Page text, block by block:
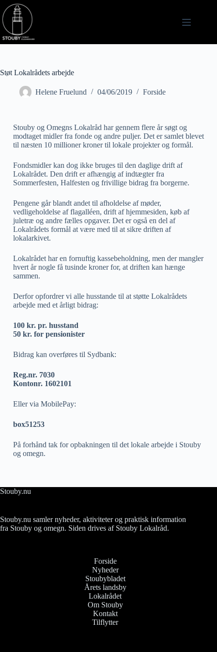
Støt Lokalrådets arbejde
Helene Fruelund 04/06/2019 Forside
Stouby og Omegns Lokalråd har gennem flere år søgt og
modtaget midler fra fonde og andre puljer. Det er samlet blevet
til næsten 10 millioner kroner til lokale projekter og formål.
Fondsmidler kan dog ikke bruges til den daglige drift af
Lokalrådet. Den drift er afhængig af indtægter fra
Sommerfesten, Halfesten og frivillige bidrag fra borgerne.
Pengene går blandt andet til afholdelse af møder,
vedligeholdelse af flagalléen, drift af hjemmesiden, køb af
juletræ og andre fælles opgaver. Det er også en del af
Lokalrådets formål at være med til at sikre driften af
lokalarkivet.
Lokalrådet har en fornuftig kassebeholdning, men der mangler
hvert år nogle få tusinde kroner for, at driften kan hænge
sammen.
Derfor opfordrer vi alle husstande til at støtte Lokalrådets
arbejde med et årligt bidrag:
100 kr. pr. husstand
50 kr. for pensionister
Bidrag kan overføres til Sydbank:
Reg.nr. 7030
Kontonr. 1602101
Eller via MobilePay:
box51253
På forhånd tak for opbakningen til det lokale arbejde i Stouby
og omegn.
Stouby.nu
Stouby.nu samler nyheder, aktiviteter og praktisk information
fra Stouby og omegn. Siden drives af Stouby Lokalråd.
Forside
Nyheder
Stoubybladet
Årets landsby
Lokalrådet
Om Stouby
Kontakt
Tilflytter